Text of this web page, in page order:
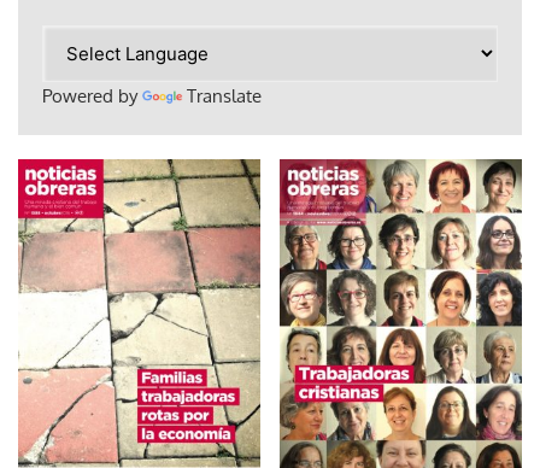
Powered by Translate